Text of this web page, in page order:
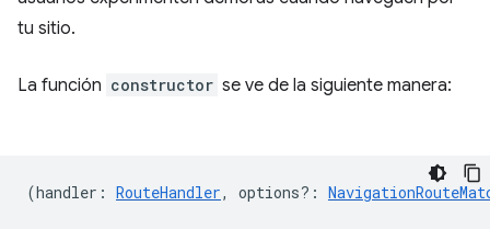
tu sitio.
La función constructor se ve de la siguiente manera:
(handler : RouteHandler, options? :